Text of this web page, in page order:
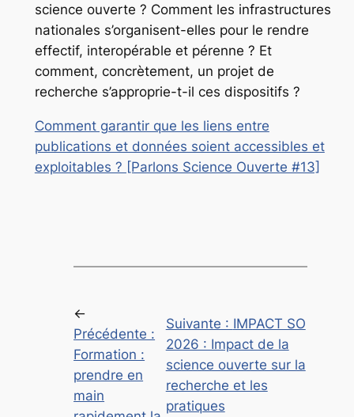
science ouverte ? Comment les infrastructures
nationales s’organisent-elles pour le rendre
effectif, interopérable et pérenne ? Et
comment, concrètement, un projet de
recherche s’approprie-t-il ces dispositifs ?
Comment garantir que les liens entre
publications et données soient accessibles et
exploitables ? [Parlons Science Ouverte #13]
←
Précédente :
Formation :
prendre en
main
Suivante : IMPACT SO
2026 : Impact de la
science ouverte sur la
recherche et les
pratiques